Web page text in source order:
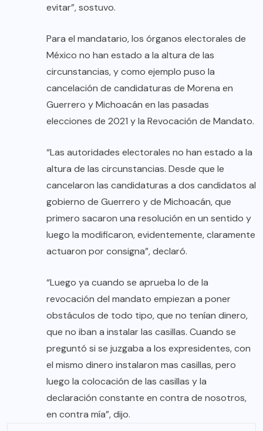
evitar”, sostuvo.
Para el mandatario, los órganos electorales de
México no han estado a la altura de las
circunstancias, y como ejemplo puso la
cancelación de candidaturas de Morena en
Guerrero y Michoacán en las pasadas
elecciones de 2021 y la Revocación de Mandato.
“Las autoridades electorales no han estado a la
altura de las circunstancias. Desde que le
cancelaron las candidaturas a dos candidatos al
gobierno de Guerrero y de Michoacán, que
primero sacaron una resolución en un sentido y
luego la modificaron, evidentemente, claramente
actuaron por consigna”, declaró.
“Luego ya cuando se aprueba lo de la
revocación del mandato empiezan a poner
obstáculos de todo tipo, que no tenían dinero,
que no iban a instalar las casillas. Cuando se
preguntó si se juzgaba a los expresidentes, con
el mismo dinero instalaron mas casillas, pero
luego la colocación de las casillas y la
declaración constante en contra de nosotros,
en contra mía”, dijo.